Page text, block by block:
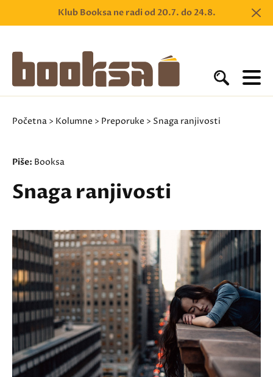
Klub Booksa ne radi od 20.7. do 24.8.
Početna > Kolumne > Preporuke > Snaga ranjivosti
Piše: Booksa
Snaga ranjivosti